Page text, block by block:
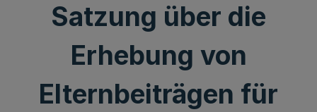
Satzung über die
Erhebung von
Elternbeiträgen für